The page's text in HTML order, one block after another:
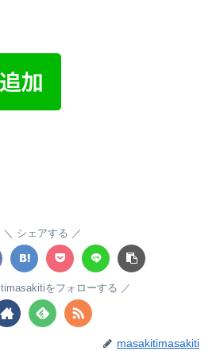
シェアする
をフォローする
masakitimasakiti